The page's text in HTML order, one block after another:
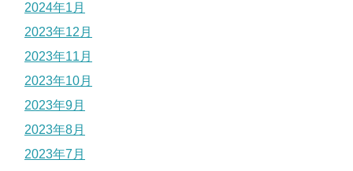
2024年1月
2023年12月
2023年11月
2023年10月
2023年9月
2023年8月
2023年7月